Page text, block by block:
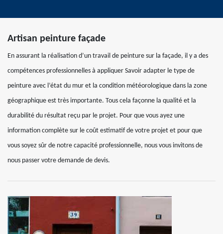
Artisan peinture façade
En assurant la réalisation d’un travail de peinture sur la façade, il y a des
compétences professionnelles à appliquer Savoir adapter le type de
peinture avec l’état du mur et la condition météorologique dans la zone
géographique est très importante. Tous cela façonne la qualité et la
durabilité du résultat reçu par le projet. Pour que vous ayez une
information complète sur le coût estimatif de votre projet et pour que
vous soyez sûr de notre capacité professionnelle, nous vous invitons de
nous passer votre demande de devis.